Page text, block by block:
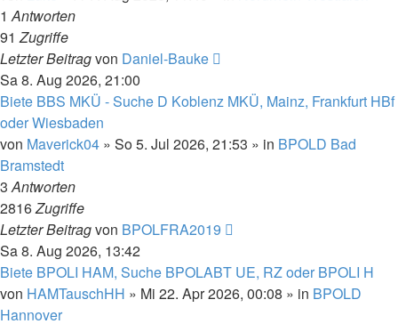
1Antworten
91Zugriffe
Letzter Beitragvon Daniel-Bauke
Sa 8. Aug 2026, 21:00
Biete BBS MKÜ - Suche D Koblenz MKÜ, Mainz, Frankfurt HBf
oder Wiesbaden
von Maverick04 » So 5. Jul 2026, 21:53 » in BPOLD Bad
Bramstedt
3Antworten
2816Zugriffe
Letzter Beitragvon BPOLFRA2019
Sa 8. Aug 2026, 13:42
Biete BPOLI HAM, Suche BPOLABT UE, RZ oder BPOLI H
von HAMTauschHH » Mi 22. Apr 2026, 00:08 » in BPOLD
Hannover